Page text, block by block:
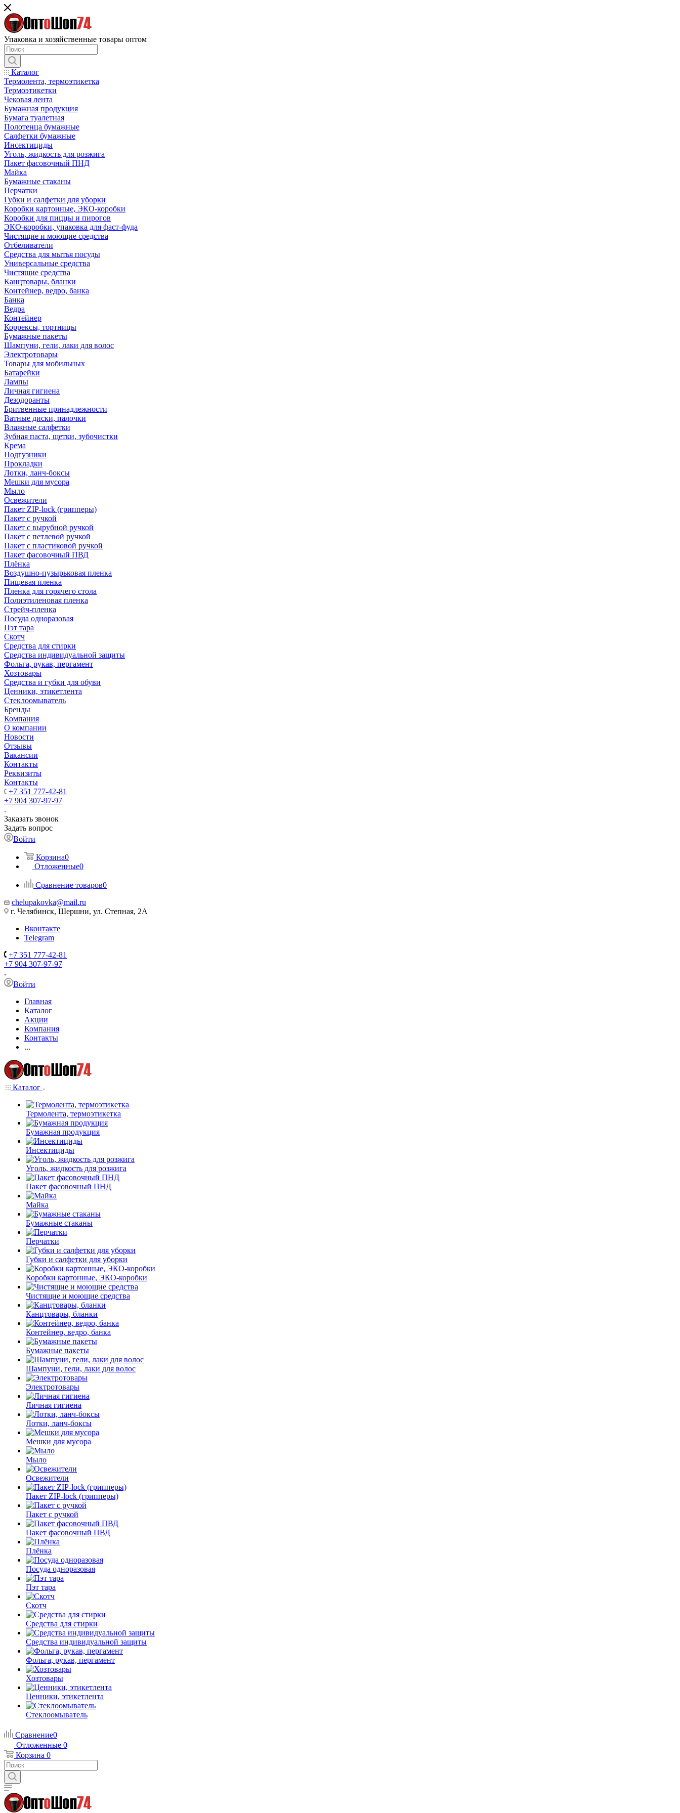
Упаковка и хозяйственные товары оптом
Каталог
Термолента, термоэтикетка
Термоэтикетки
Чековая лента
Бумажная продукция
Бумага туалетная
Полотенца бумажные
Салфетки бумажные
Инсектициды
Уголь, жидкость для розжига
Пакет фасовочный ПНД
Майка
Бумажные стаканы
Перчатки
Губки и салфетки для уборки
Коробки картонные, ЭКО-коробки
Коробки для пиццы и пирогов
ЭКО-коробки, упаковка для фаст-фуда
Чистящие и моющие средства
Отбеливатели
Средства для мытья посуды
Универсальные средства
Чистящие средства
Канцтовары, бланки
Контейнер, ведро, банка
Банка
Ведра
Контейнер
Коррексы, тортницы
Бумажные пакеты
Шампуни, гели, лаки для волос
Электротовары
Товары для мобильных
Батарейки
Лампы
Личная гигиена
Дезодоранты
Бритвенные принадлежности
Ватные диски, палочки
Влажные салфетки
Зубная паста, щетки, зубочистки
Крема
Подгузники
Прокладки
Лотки, ланч-боксы
Мешки для мусора
Мыло
Освежители
Пакет ZIP-lock (грипперы)
Пакет с ручкой
Пакет с вырубной ручкой
Пакет с петлевой ручкой
Пакет с пластиковой ручкой
Пакет фасовочный ПВД
Плёнка
Воздушно-пузырьковая пленка
Пищевая пленка
Пленка для горячего стола
Полиэтиленовая пленка
Стрейч-пленка
Посуда одноразовая
Пэт тара
Скотч
Средства для стирки
Средства индивидуальной защиты
Фольга, рукав, пергамент
Хозтовары
Средства и губки для обуви
Ценники, этикетлента
Стеклоомыватель
Бренды
Компания
О компании
Новости
Отзывы
Вакансии
Контакты
Реквизиты
Контакты
+7 351 777-42-81
+7 904 307-97-97
Заказать звонок
Задать вопрос
Войти
Корзина0
Отложенные0
Сравнение товаров0
chelupakovka@mail.ru
г. Челябинск, Шершни, ул. Степная, 2А
Вконтакте
Telegram
+7 351 777-42-81
+7 904 307-97-97
Войти
Главная
Каталог
Акции
Компания
Контакты
...
Каталог
Термолента, термоэтикетка
Бумажная продукция
Инсектициды
Уголь, жидкость для розжига
Пакет фасовочный ПНД
Майка
Бумажные стаканы
Перчатки
Губки и салфетки для уборки
Коробки картонные, ЭКО-коробки
Чистящие и моющие средства
Канцтовары, бланки
Контейнер, ведро, банка
Бумажные пакеты
Шампуни, гели, лаки для волос
Электротовары
Личная гигиена
Лотки, ланч-боксы
Мешки для мусора
Мыло
Освежители
Пакет ZIP-lock (грипперы)
Пакет с ручкой
Пакет фасовочный ПВД
Плёнка
Посуда одноразовая
Пэт тара
Скотч
Средства для стирки
Средства индивидуальной защиты
Фольга, рукав, пергамент
Хозтовары
Ценники, этикетлента
Стеклоомыватель
Сравнение0
Отложенные 0
Корзина 0